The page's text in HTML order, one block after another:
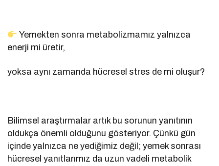
Yemekten sonra metabolizmamız yalnızca
enerji mi üretir,
yoksa aynı zamanda hücresel stres de mi oluşur?
Bilimsel araştırmalar artık bu sorunun yanıtının
oldukça önemli olduğunu gösteriyor. Çünkü gün
içinde yalnızca ne yediğimiz değil; yemek sonrası
hücresel yanıtlarımız da uzun vadeli metabolik